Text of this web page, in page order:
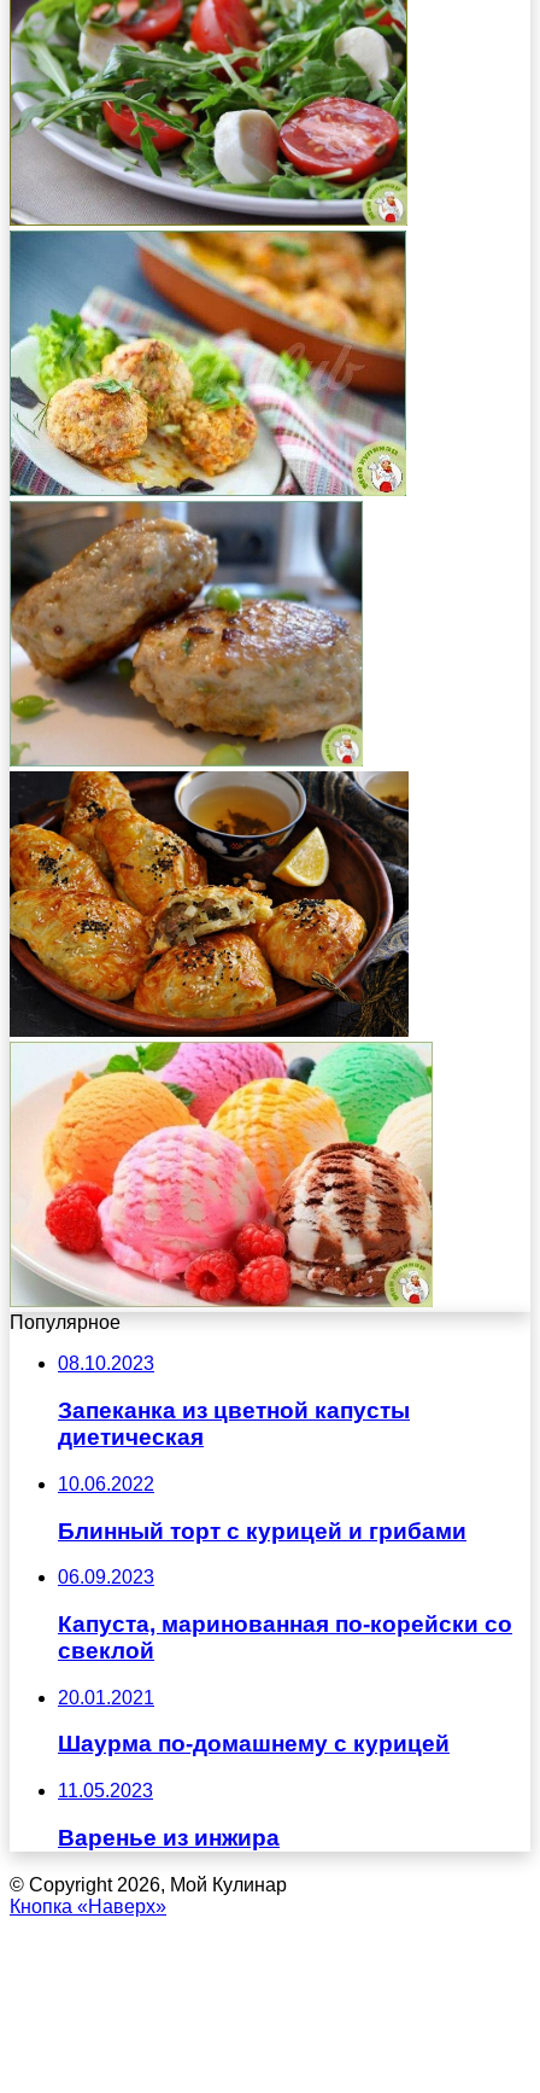
Популярное
08.10.2023
Запеканка из цветной капусты
диетическая
10.06.2022
Блинный торт с курицей и грибами
06.09.2023
Капуста, маринованная по-корейски со
свеклой
20.01.2021
Шаурма по-домашнему с курицей
11.05.2023
Варенье из инжира
© Copyright 2026, Мой Кулинар
Кнопка «Наверх»